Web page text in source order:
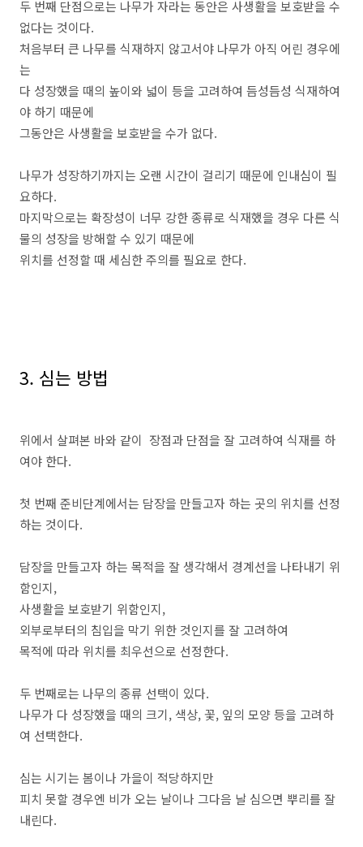
두 번째 단점으로는 나무가 자라는 동안은 사생활을 보호받을 수
없다는 것이다.
처음부터 큰 나무를 식재하지 않고서야 나무가 아직 어린 경우에
는
다 성장했을 때의 높이와 넓이 등을 고려하여 듬성듬성 식재하여
야 하기 때문에
그동안은 사생활을 보호받을 수가 없다.
나무가 성장하기까지는 오랜 시간이 걸리기 때문에 인내심이 필
요하다.
마지막으로는 확장성이 너무 강한 종류로 식재했을 경우 다른 식
물의 성장을 방해할 수 있기 때문에
위치를 선정할 때 세심한 주의를 필요로 한다.
3. 심는 방법
위에서 살펴본 바와 같이 장점과 단점을 잘 고려하여 식재를 하
여야 한다.
첫 번째 준비단계에서는 담장을 만들고자 하는 곳의 위치를 선정
하는 것이다.
담장을 만들고자 하는 목적을 잘 생각해서 경계선을 나타내기 위
함인지,
사생활을 보호받기 위함인지,
외부로부터의 침입을 막기 위한 것인지를 잘 고려하여
목적에 따라 위치를 최우선으로 선정한다.
두 번째로는 나무의 종류 선택이 있다.
나무가 다 성장했을 때의 크기, 색상, 꽃, 잎의 모양 등을 고려하
여 선택한다.
심는 시기는 봄이나 가을이 적당하지만
피치 못할 경우엔 비가 오는 날이나 그다음 날 심으면 뿌리를 잘
내린다.